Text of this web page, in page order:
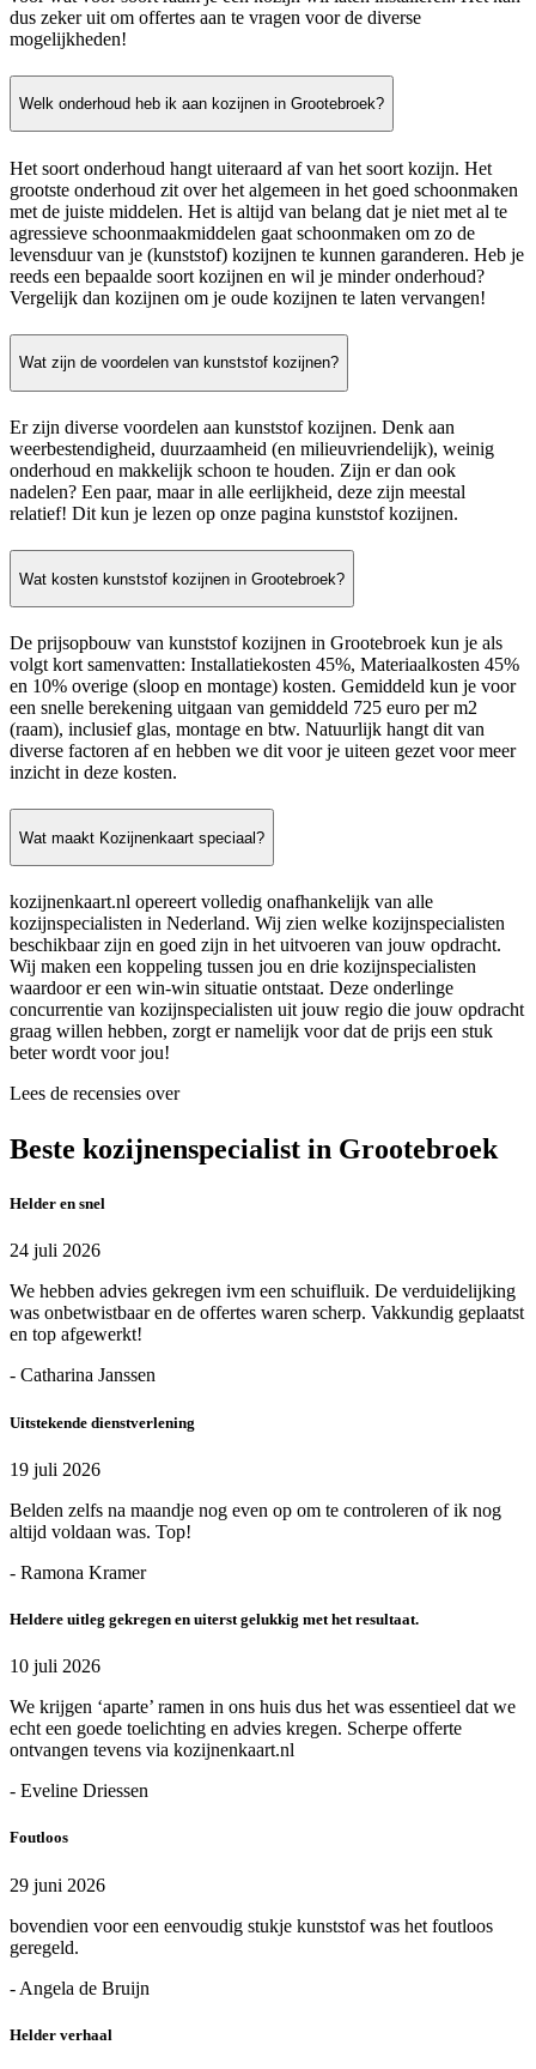
dus zeker uit om offertes aan te vragen voor de diverse
mogelijkheden!
Welk onderhoud heb ik aan kozijnen in Grootebroek?
Het soort onderhoud hangt uiteraard af van het soort kozijn. Het
grootste onderhoud zit over het algemeen in het goed schoonmaken
met de juiste middelen. Het is altijd van belang dat je niet met al te
agressieve schoonmaakmiddelen gaat schoonmaken om zo de
levensduur van je (kunststof) kozijnen te kunnen garanderen. Heb je
reeds een bepaalde soort kozijnen en wil je minder onderhoud?
Vergelijk dan kozijnen om je oude kozijnen te laten vervangen!
Wat zijn de voordelen van kunststof kozijnen?
Er zijn diverse voordelen aan kunststof kozijnen. Denk aan
weerbestendigheid, duurzaamheid (en milieuvriendelijk), weinig
onderhoud en makkelijk schoon te houden. Zijn er dan ook
nadelen? Een paar, maar in alle eerlijkheid, deze zijn meestal
relatief! Dit kun je lezen op onze pagina kunststof kozijnen.
Wat kosten kunststof kozijnen in Grootebroek?
De prijsopbouw van kunststof kozijnen in Grootebroek kun je als
volgt kort samenvatten: Installatiekosten 45%, Materiaalkosten 45%
en 10% overige (sloop en montage) kosten. Gemiddeld kun je voor
een snelle berekening uitgaan van gemiddeld 725 euro per m2
(raam), inclusief glas, montage en btw. Natuurlijk hangt dit van
diverse factoren af en hebben we dit voor je uiteen gezet voor meer
inzicht in deze kosten.
Wat maakt Kozijnenkaart speciaal?
kozijnenkaart.nl opereert volledig onafhankelijk van alle
kozijnspecialisten in Nederland. Wij zien welke kozijnspecialisten
beschikbaar zijn en goed zijn in het uitvoeren van jouw opdracht.
Wij maken een koppeling tussen jou en drie kozijnspecialisten
waardoor er een win-win situatie ontstaat. Deze onderlinge
concurrentie van kozijnspecialisten uit jouw regio die jouw opdracht
graag willen hebben, zorgt er namelijk voor dat de prijs een stuk
beter wordt voor jou!
Lees de recensies over
Beste kozijnenspecialist in Grootebroek
Helder en snel
24 juli 2026
We hebben advies gekregen ivm een schuifluik. De verduidelijking
was onbetwistbaar en de offertes waren scherp. Vakkundig geplaatst
en top afgewerkt!
- Catharina Janssen
Uitstekende dienstverlening
19 juli 2026
Belden zelfs na maandje nog even op om te controleren of ik nog
altijd voldaan was. Top!
- Ramona Kramer
Heldere uitleg gekregen en uiterst gelukkig met het resultaat.
10 juli 2026
We krijgen ‘aparte’ ramen in ons huis dus het was essentieel dat we
echt een goede toelichting en advies kregen. Scherpe offerte
ontvangen tevens via kozijnenkaart.nl
- Eveline Driessen
Foutloos
29 juni 2026
bovendien voor een eenvoudig stukje kunststof was het foutloos
geregeld.
- Angela de Bruijn
Helder verhaal